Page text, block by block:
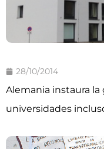
28/10/2014
Alemania instaura
universidades